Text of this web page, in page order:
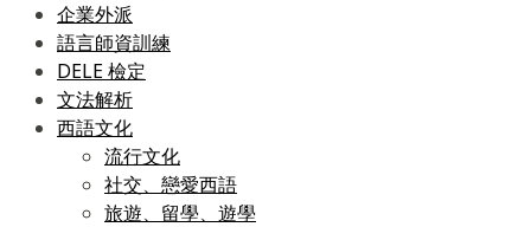
企業外派
語言師資訓練
DELE 檢定
文法解析
西語文化
流行文化
社交、戀愛西語
旅遊、留學、遊學